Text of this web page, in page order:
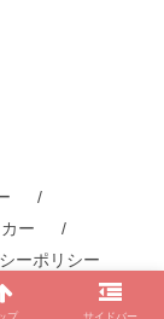
ー
ーポリシー
プ サイドバー